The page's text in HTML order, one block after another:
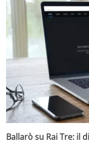
Ballarò su Rai Tre: il